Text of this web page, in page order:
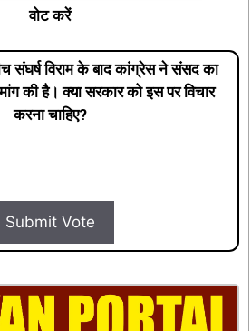
वोट करें
संघर्ष विराम के बाद कांग्रेस ने संसद का
की है। क्या सरकार को इस पर विचार
करना चाहिए?
Submit Vote